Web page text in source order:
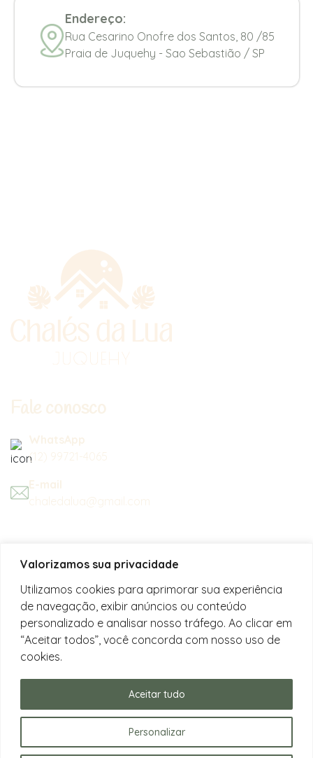
Valorizamos sua privacidade
Utilizamos cookies para aprimorar sua experiência
de navegação, exibir anúncios ou conteúdo
personalizado e analisar nosso tráfego. Ao clicar em
“Aceitar todos”, você concorda com nosso uso de
cookies.
Personalizar
Aceitar tudo
Endereço:
Rua Cesarino Onofre dos Santos, 80 /85
Praia de Juquehy - Sao Sebastião / SP
Fale conosco
WhatsApp
(12) 99721-4065
E-mail
chaledalua@gmail.com
na bela praia de Juquehy.
Instagram
@chalesdaluajuquehy
Facebook
Chalés da Lua Juquehy